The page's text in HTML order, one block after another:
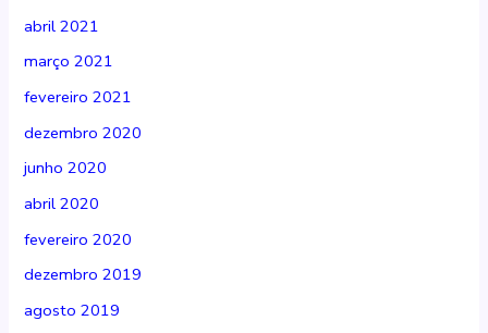
abril 2021
março 2021
fevereiro 2021
dezembro 2020
junho 2020
abril 2020
fevereiro 2020
dezembro 2019
agosto 2019